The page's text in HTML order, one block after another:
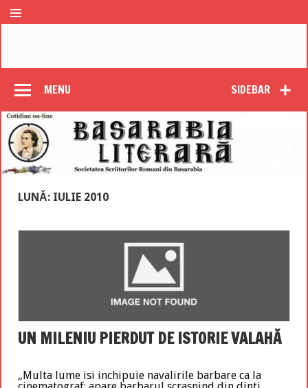
SIDEBAR
MENU
LUNĂ: IULIE 2010
UN MILENIU PIERDUT DE ISTORIE VALAHĂ
„Multa lume isi inchipuie navalirile barbare ca la